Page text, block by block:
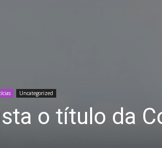
Uncategorized
o título da